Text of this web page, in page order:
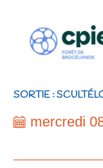
SORTIE :
mercredi